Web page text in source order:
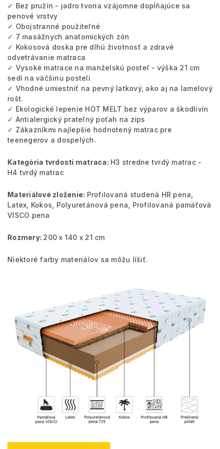
✓ Bez pružín - jadro tvoria vzájomne dopĺňajúce sa
penové vrstvy
✓ Obojstranné použiteľné
✓ 7 masážnych anatomických zón
✓ Kokosová doska pre dlhú životnosť a zdravé
odvetrávanie matraca
✓ Vysoké matrace na manželskú posteľ - výška 21 cm
sedí na väčšinu postelí
✓ Vhodné umiestniť na pevný latkový, ako aj na lamelový
rošt.
✓ Ekologické lepenie HOT MELT bez výparov a škodlivín
✓ Antialergický prateľný poťah na zips
✓ Zákazníkmi najlepšie hodnotený matrac pre
teenegerov a dospelých.
Kategória tvrdosti matraca: H3 stredne tvrdý matrac -
H4 tvrdý matrac
Materiálové zloženie: Profilovaná studená HR pena,
Latex, Kokos, Polyuretánová pena, Profilovaná pamäťová
VISCO pena
Rozmery: 200 x 140 x 21 cm
Niektoré farby materiálov sa môžu líšiť.